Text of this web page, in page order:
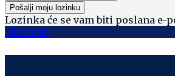
Lozinka će se vam biti poslana e-
Siscia hr